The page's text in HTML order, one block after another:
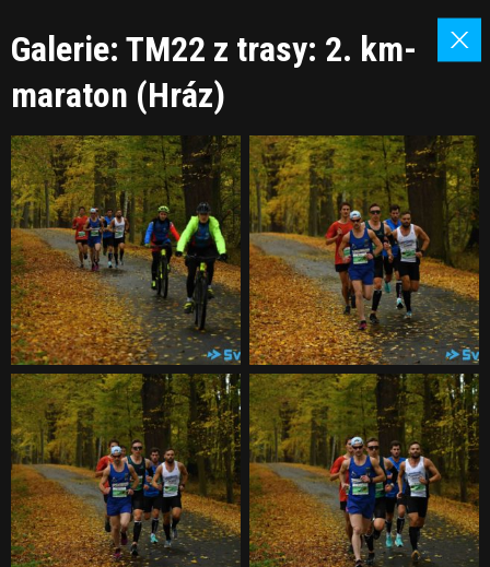
Galerie: TM22 z trasy: 2. km-
maraton (Hráz)